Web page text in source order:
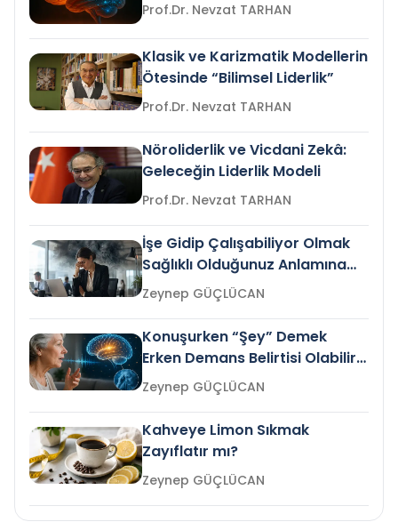
Prof.Dr. Nevzat TARHAN
Klasik ve Karizmatik Modellerin
Ötesinde “Bilimsel Liderlik”
Prof.Dr. Nevzat TARHAN
Nöroliderlik ve Vicdani Zekâ:
Geleceğin Liderlik Modeli
Prof.Dr. Nevzat TARHAN
İşe Gidip Çalışabiliyor Olmak
Sağlıklı Olduğunuz Anlamına
Gelir mi?Zeynep GÜÇLÜCAN
Konuşurken “Şey” Demek
Erken Demans Belirtisi Olabilir
mi?
Zeynep GÜÇLÜCAN
Kahveye Limon Sıkmak
Zayıflatır mı?
Zeynep GÜÇLÜCAN